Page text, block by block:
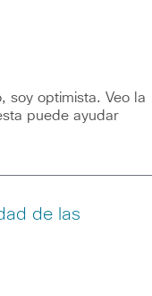
soy optimista. Veo la
puede ayudar
de las